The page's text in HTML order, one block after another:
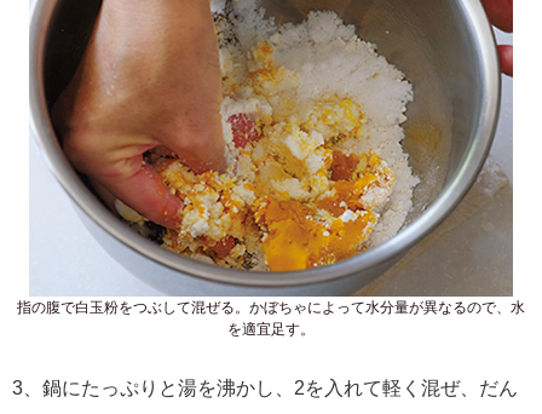
指の腹で白玉粉をつぶして混ぜる。かぼちゃによって水分量が異なるので、水
を適宜足す。
3、鍋にたっぷりと湯を沸かし、2を入れて軽く混ぜ、だん